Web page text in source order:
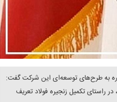
به طرح‌های توسعه‌ای این شرکت گفت:
راستای تکمیل زنجیره فولاد تعریف